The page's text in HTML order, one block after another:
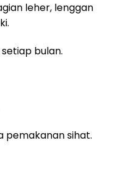
leher, lenggan
bulan.
pemakanan sihat.